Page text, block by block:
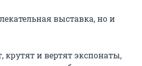
выставка, но и
крутят и вертят экспонаты,